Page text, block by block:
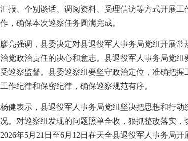
汇报、个别谈话、调阅资料、受理信访等方式开展
作，确保本次巡察任务圆满完成。
廖亮强调，县委决定对县退役军人事务局党组开展
治党政治责任的决心和意志。县退役军人事务局党
受巡察监督。县委巡察组要坚守政治定位，准确把
工作纪律和保密纪律，确保巡察规范有序。
杨健表示，县退役军人事务局党组坚决把思想和行
况。对巡察组发现的问题照单全收，狠抓整改落实
2026年5月21日至6月12日在天全县退役军人事务局